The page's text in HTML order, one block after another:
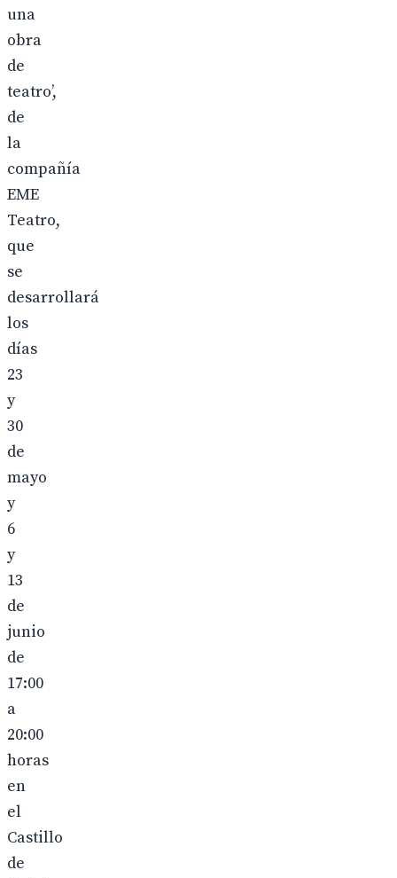
una
obra
de
teatro’,
de
la
compañía
EME
Teatro,
que
se
desarrollará
los
días
23
y
30
de
mayo
y
6
y
13
de
junio
de
17:00
a
20:00
horas
en
el
Castillo
de